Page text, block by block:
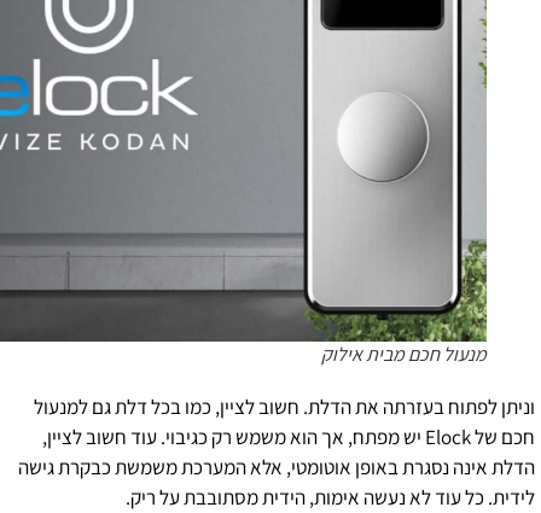
מנעול חכם מבית אילוק
וניתן לפתוח בעזרתה את הדלת. חשוב לציין, כמו בכל דלת גם למנעול
חכם של Elock יש מפתח, אך הוא משמש רק כגיבוי. עוד חשוב לציין,
הדלת אינה נסגרת באופן אוטומטי, אלא המערכת משמשת כבקרת גישה
לידית. כל עוד לא נעשה אימות, הידית מסתובבת על ריק.